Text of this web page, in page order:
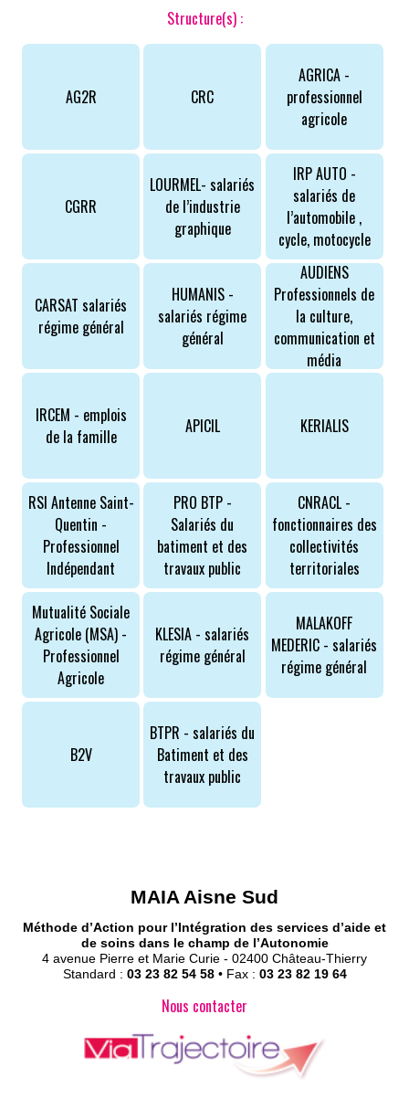
AIDE AUX AIDANTS
ASSOCIATIONS
ROMPRE LA SOLITUDE
Structure(s) :
AG2R CRC
AGRICA -
professionnel
agricole
CGRR
LOURMEL- salariés
de l’industrie
graphique
IRP AUTO -
salariés de
l’automobile ,
cycle, motocycle
CARSAT salariés
régime général
HUMANIS -
salariés régime
général
AUDIENS
Professionnels de
la culture,
communication et
média
IRCEM - emplois
de la famille
APICIL KERIALIS
RSI Antenne Saint-
Quentin -
Professionnel
Indépendant
PRO BTP -
Salariés du
batiment et des
travaux public
CNRACL -
fonctionnaires des
collectivités
territoriales
Mutualité Sociale
Agricole (MSA) -
Professionnel
Agricole
KLESIA - salariés
régime général
MALAKOFF
MEDERIC - salariés
régime général
B2V
BTPR - salariés du
Batiment et des
travaux public
MAIA Aisne Sud
Méthode d’Action pour l’Intégration des services d’aide et
de soins dans le champ de l’Autonomie
4 avenue Pierre et Marie Curie - 02400 Château-Thierry
Standard : 03 23 82 54 58• Fax : 03 23 82 19 64
Nous contacter